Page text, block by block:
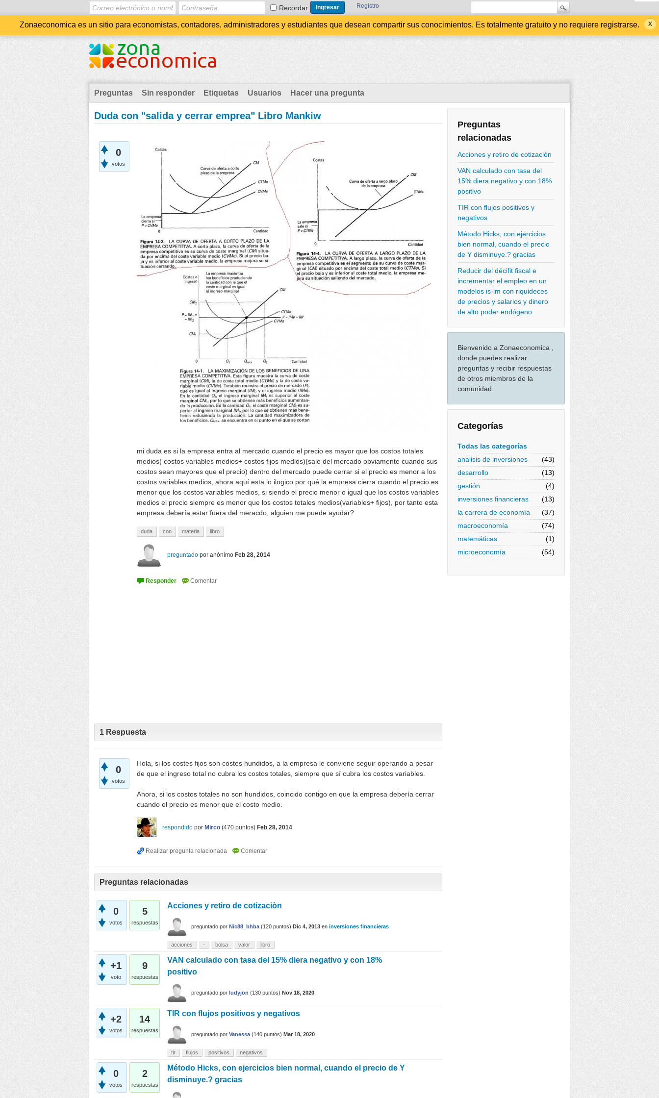
Recordar Registro
Zonaeconomica es un sitio para economistas, contadores, administradores y estudiantes que desean compartir sus conocimientos. Es totalmente gratuito y no requiere registrarse.
Preguntas Sin responder Etiquetas Usuarios Hacer una pregunta
Preguntas
relacionadas
Acciones y retiro de cotizaciòn
VAN calculado con tasa del
15% diera negativo y con 18%
positivo
TIR con flujos positivos y
negativos
Método Hicks, con ejercicios
bien normal, cuando el precio
de Y disminuye.? gracias
Reducir del décifit fiscal e
incrementar el empleo en un
modelos is-lm con riquideces
de precios y salarios y dinero
de alto poder endógeno.
Bienvenido a Zonaeconomica ,
donde puedes realizar
preguntas y recibir respuestas
de otros miembros de la
comunidad.
Categorías
Todas las categorías
analisis de inversiones
(43)
desarrollo
(13)
gestión
(4)
inversiones financieras
(13)
la carrera de economía
(37)
macroeconomía
(74)
matemáticas
(1)
microeconomía
(54)
Duda con "salida y cerrar emprea" Libro Mankiw
0
votos
mi duda es si la empresa entra al mercado cuando el precio es mayor que los costos totales
medios( costos variables medios+ costos fijos medios)(sale del mercado obviamente cuando sus
costos sean mayores que el precio) dentro del mercado puede cerrar si el precio es menor a los
costos variables medios, ahora aquí esta lo ilogico por qué la empresa cierra cuando el precio es
menor que los costos variables medios, si siendo el precio menor o igual que los costos variables
medios el precio siempre es menor que los costos totales medios(variables+ fijos), por tanto esta
empresa debería estar fuera del meracdo, alguien me puede ayudar?
duda con materia libro
preguntado por anónimo Feb 28, 2014
1 Respuesta
0
votos
Hola, si los costes fijos son costes hundidos, a la empresa le conviene seguir operando a pesar
de que el ingreso total no cubra los costos totales, siempre que sí cubra los costos variables.
Ahora, si los costos totales no son hundidos, coincido contigo en que la empresa debería cerrar
cuando el precio es menor que el costo medio.
respondido por Mirco (470 puntos) Feb 28, 2014
Preguntas relacionadas
0
votos
5
respuestas
Acciones y retiro de cotizaciòn
preguntado por Nic88_bhba (120 puntos) Dic 4, 2013 en inversiones financieras
acciones - bolsa valor libro
+1
voto
9
respuestas
VAN calculado con tasa del 15% diera negativo y con 18%
positivo
preguntado por ludyjon (130 puntos) Nov 18, 2020
+2
votos
14
respuestas
TIR con flujos positivos y negativos
preguntado por Vanessa (140 puntos) Mar 18, 2020
tir flujos positivos negativos
0
votos
2
respuestas
Método Hicks, con ejercicios bien normal, cuando el precio de Y
disminuye.? gracias